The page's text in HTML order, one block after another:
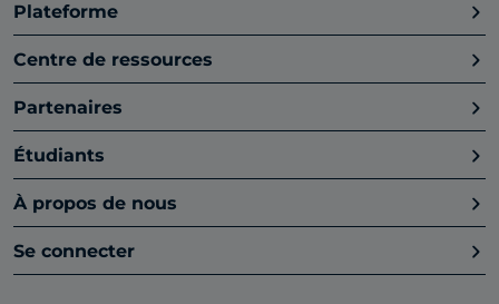
Plateforme
Centre de ressources
Partenaires
Étudiants
À propos de nous
Se connecter